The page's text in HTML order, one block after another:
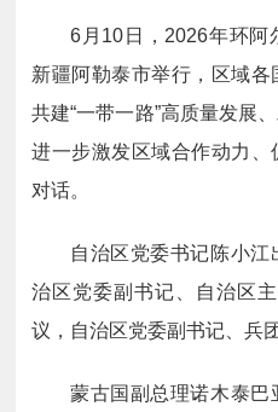
6月10日，2026年环阿
新疆阿勒泰市举行，区域
共建“一带一路”高质量发展
进一步激发区域合作动力
对话。
自治区党委书记陈小
治区党委副书记、自治区
议，自治区党委副书记、兵
蒙古国副总理诺木泰巴